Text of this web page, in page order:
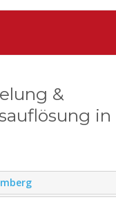
&
in